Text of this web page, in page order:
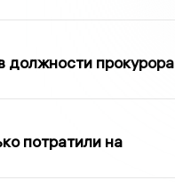
должности прокурора
потратили на